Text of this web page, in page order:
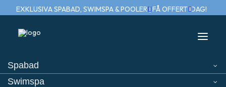
EXKLUSIVA SPABAD, SWIMSPA & POOLER | FÅ OFFERT IDAG!
Spabad
Swimspa
Hem Viskan spa